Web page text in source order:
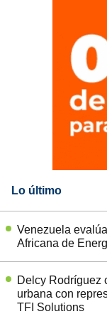
Lo último
Venezuela
Africana de
Delcy Rodríguez
urbana con
TFI Solutions